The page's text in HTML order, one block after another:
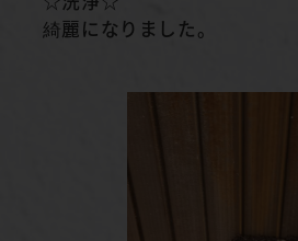
綺麗になりました。